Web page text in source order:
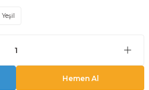
Yeşil
Hemen Al